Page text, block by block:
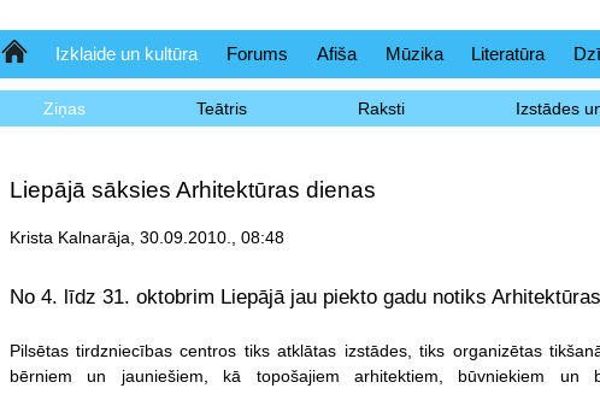
SākumlapaIzklaide un kultūra Forums Afiša Mūzika Literatūra
Ziņas Teātris Raksti Izstādes
Liepājā sāksies Arhitektūras dienas
Krista Kalnarāja, 30.09.2010., 08:48
No 4. līdz 31. oktobrim Liepājā jau piekto gadu notiks
Pilsētas tirdzniecības centros tiks atklātas izstādes, tiks organizētas
bērniem un jauniešiem, kā topošajiem arhitektiem, būvniekiem un